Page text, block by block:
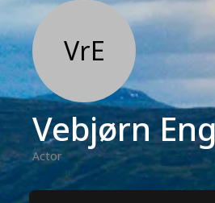
VrE
Vebjørn
Actor